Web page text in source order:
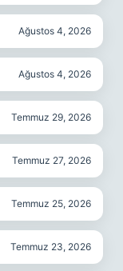
Ağustos 4, 2026
Ağustos 4, 2026
Temmuz 29, 2026
Temmuz 27, 2026
Temmuz 25, 2026
Temmuz 23, 2026